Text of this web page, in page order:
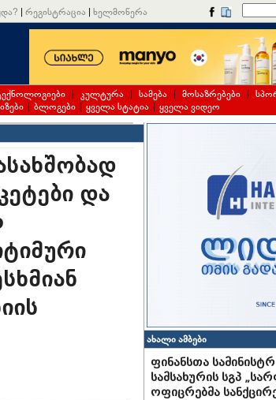
| რეგისტრაცია | ხელმოწერა
| კულტურა | სამება | მოსაზრებები |
| ბლოგები | ყველა სტატია | ყველა ვიდეო
და
ახალი ამბები
ფინანსთა
სამსახურის სგპ
ოფიცრებმა